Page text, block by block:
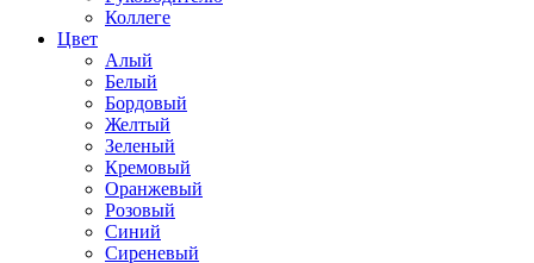
Коллеге
Цвет
Алый
Белый
Бордовый
Желтый
Зеленый
Кремовый
Оранжевый
Розовый
Синий
Сиреневый